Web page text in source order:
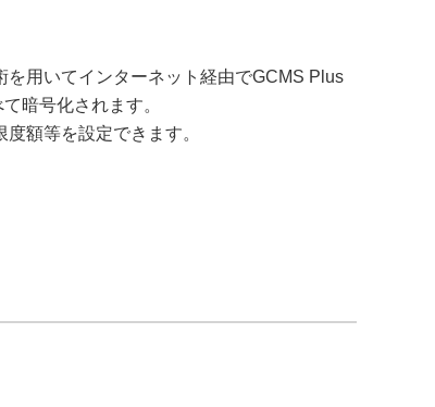
用いてインターネット経由でGCMS Plus
暗号化されます。
額等を設定できます。